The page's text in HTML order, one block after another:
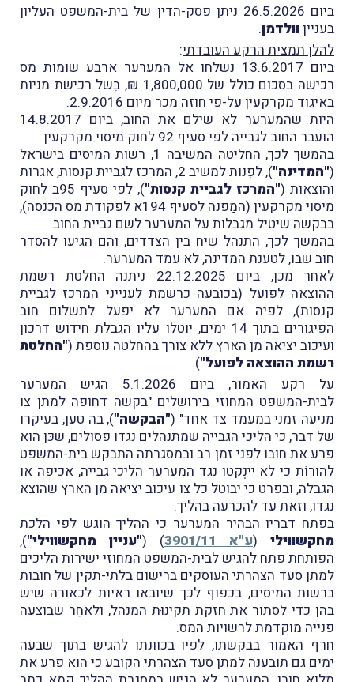
ביום 26.5.2026 ניתן פסק-הדין של בית-המשפט העליון
בענייןוולדמן.
להלן תמצית הרקע העובדתי:
ביום 13.6.2017 נשלחו אל המערער ארבע שומות מס
רכישה בסכום כולל של 1,800,000 ₪, בְּשל רכישת מניות
באיגוד מקרקעין על-פי חוזה מכר מיום 2.9.2016.
היות שהמערער לא שילם את החוב, ביום 14.8.2017
הועבר החוב לגבייה לפי סעיף 92 לחוק מיסוי מקרקעין.
בהמשך לכך, הִחליטה המשיבה 1, רשות המיסים בישראל
("המדינה"
), לפְנות למשיב 2, המרכז לגביית קנסות, אגרות
והוצאות ("המרכז לגביית קנסות"
), לפי סעיף 95ב לחוק
מיסוי מקרקעין (המַפנה לסעיף 194א לפקודת מס הכנסה),
בבקשה שיטיל מגבלות על המערער לשם גביית החוב.
בהמשך לכך, התנהל שיח בין הצדדים, והם הגיעו להסדר
חוב שבו, לטענת המדינה, לא עמד המערער.
לאחר מכן, ביום 22.12.2025 ניתנה החלטת רשמת
ההוצאה לפועל (בכובעה כרשמת לענייני המרכז לגביית
קנסות), לפיה אם המערער לא יפעל לתשלום חוב
הפיגורים בתוך 14 ימים, יוטלו עליו הגבלת חידוש דרכון
ועיכוב יציאה מן הארץ ללא צורך בהחלטה נוספת ("החלטת
רשמת ההוצאה לפועל").
על רקע האמור, ביום 5.1.2026 הגיש המערער
לבית-המשפט המחוזי בירושלים "בקשה דחופה למתן צו
מניעה זמני במעמד צד אחד" ("הבקשה"), ​בה טען, בעיקרו
של דבר, כי הליכי הגבייה שמתנהלים נגדו פסולים, שכּן הוא
פרע את חובו לפני זמן רב ובמסגרתה התבקש בית-המשפט
להורוֹת כי לא יינָקטו נגד המערער הליכי גבייה, אכיפה או
הגבלה, ובפרט כי יבוטל כל צו עיכוב יציאה מן הארץ שהוצא
נגדו, וזאת עד להכרעה בהליך.
בפתח דבריו הבהיר המערער כי ההליך הוגש לפי הלכת
מחקשווילי (ע"א 3901/11 ) ("עניין מחקשווילי"),
הפותחת פתח להגיש לבית-המשפט המחוזי ישירות הליכים
למתן סעד הצהרתי העוסקים ברישום בלתי-תקין של חובות
ברשות המיסים, בכפוף לכך שיובאו ראיות לכאורה שיש
בהן כדי לסתור את חזקת תקינוּת המנהל, ולאחַר שבוצעה
פנייה מוקדמת לרשויות המס.
חרף האמור בבקשתו, לפיו בכוונתו להגיש בתוך שבעה
ימים גם תובענה למתן סעד הצהרתי הקובע כי הוא פרע את